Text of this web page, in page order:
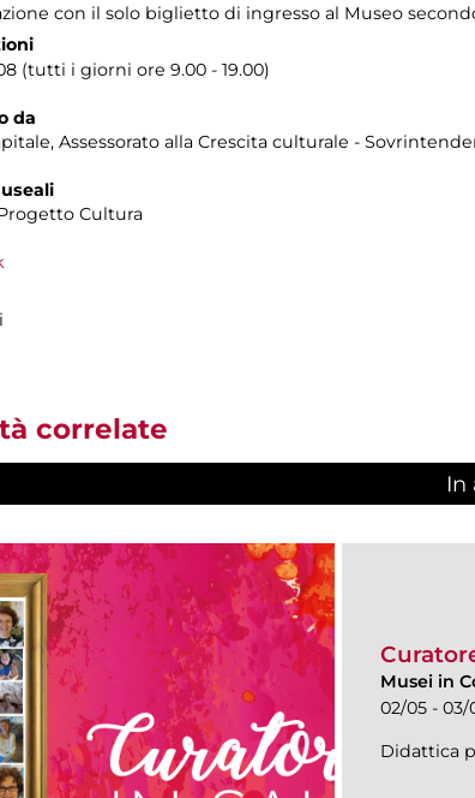
con il solo biglietto di ingresso al Museo
(tutti i giorni ore 9.00 - 19.00)
da
Assessorato alla Crescita culturale -
Cultura
correlate
In
Musei in
02/05 - 03/
Didattica